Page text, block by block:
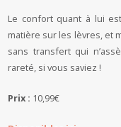
Le confort quant à lui
matière sur les lèvres, et
sans transfert qui
rareté, si vous saviez !
Prix : 10,99€